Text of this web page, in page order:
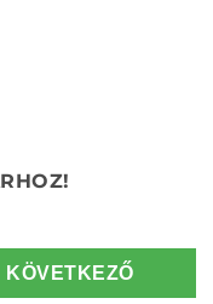
KÖVETKEZŐ